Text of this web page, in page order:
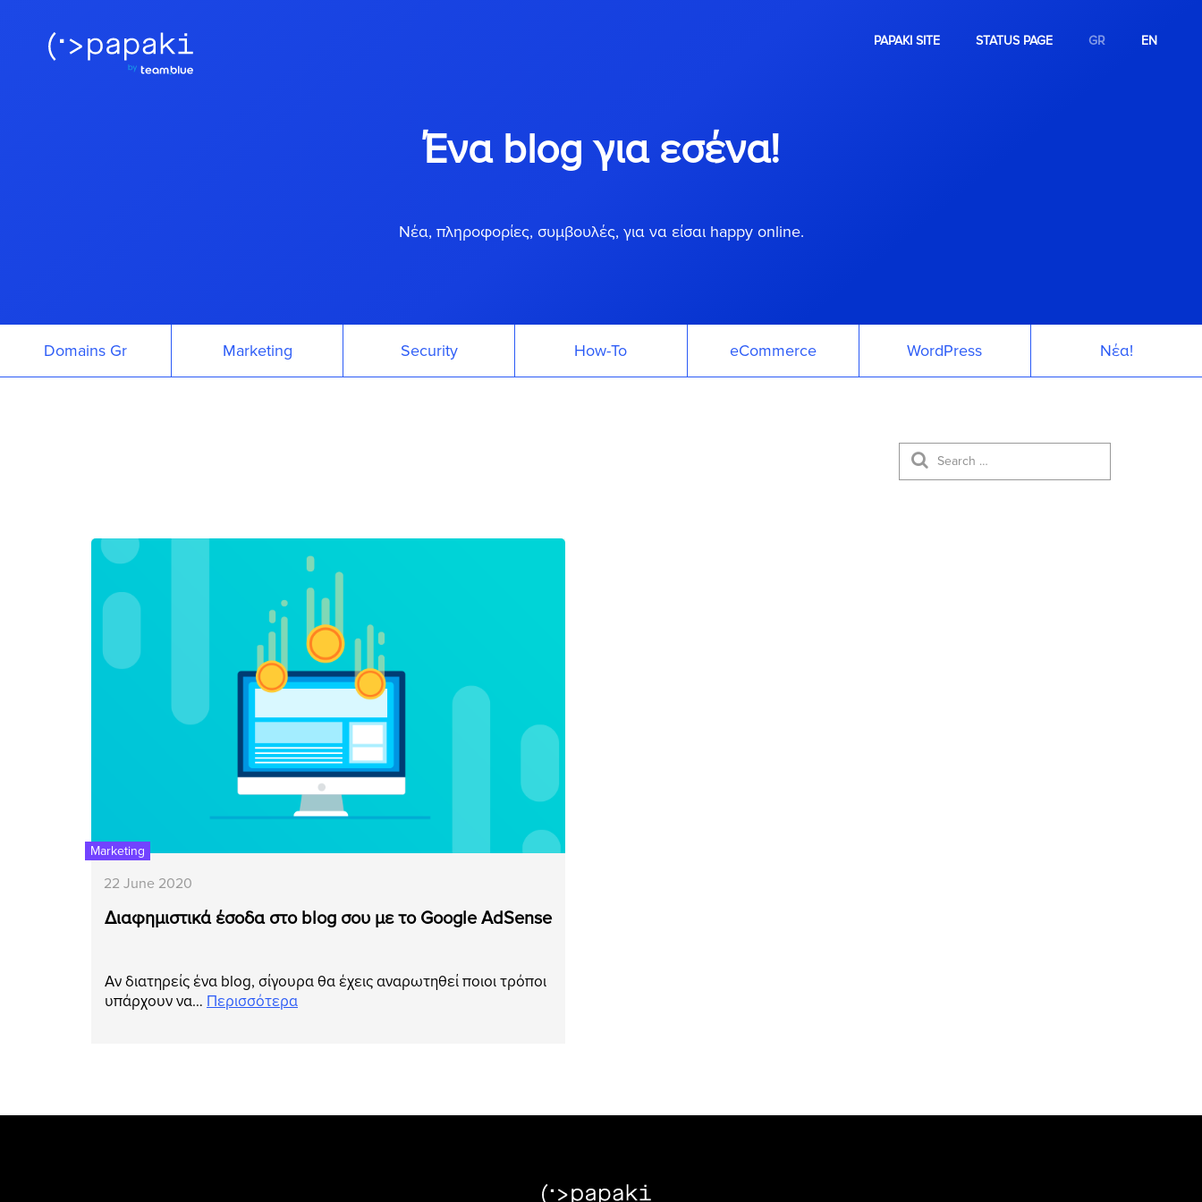
PAPAKI SITE STATUS PAGE GR EN
Ένα blog για εσένα!
Νέα, πληροφορίες, συμβουλές, για να είσαι happy online.
Domains Gr Marketing Security How-To eCommerce WordPress Νέα!
Marketing
22 June 2020
Διαφημιστικά έσοδα στο blog σου με το Google AdSense
Αν διατηρείς ένα blog, σίγουρα θα έχεις αναρωτηθεί ποιοι τρόποι
υπάρχουν να… Περισσότερα